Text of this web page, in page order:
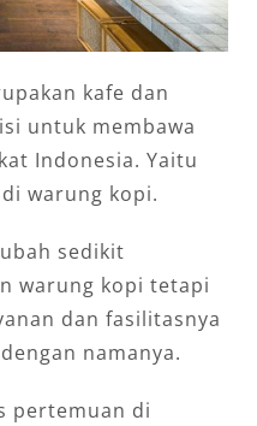
kafe dan
untuk membawa
Indonesia. Yaitu
warung kopi.
sedikit
warung kopi tetapi
dan fasilitasnya
namanya.
pertemuan di